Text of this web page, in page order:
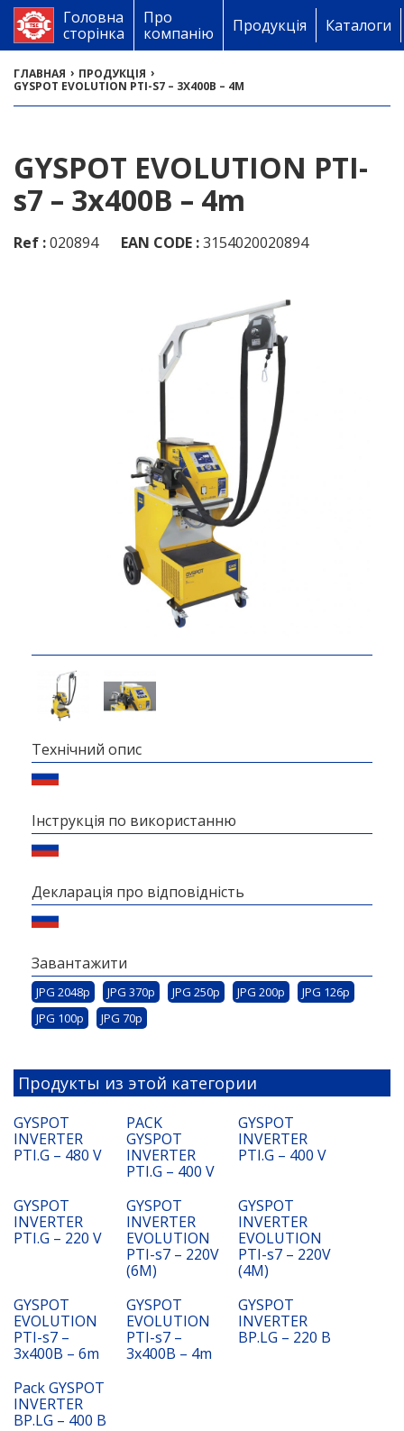
Головна
сторінка
Про
компанію
Продукція Каталоги
ГЛАВНАЯ › ПРОДУКЦІЯ ›
GYSPOT EVOLUTION PTI-S7 – 3X400B – 4M
GYSPOT EVOLUTION PTI-
s7 – 3x400B – 4m
Ref :020894 EAN CODE :3154020020894
Технічний опис
Інструкція по використанню
Декларація про відповідність
Завантажити
JPG 2048p JPG 370p JPG 250p JPG 200p
JPG 126p
JPG 100p
JPG 70p
Продукты из этой категории
GYSPOT
INVERTER
PTI.G – 480 V
PACK
GYSPOT
INVERTER
PTI.G – 400 V
GYSPOT
INVERTER
PTI.G – 400 V
GYSPOT
INVERTER
PTI.G – 220 V
GYSPOT
INVERTER
EVOLUTION
PTI-s7 – 220V
(6M)
GYSPOT
INVERTER
EVOLUTION
PTI-s7 – 220V
(4M)
GYSPOT
EVOLUTION
PTI-s7 –
3x400B – 6m
GYSPOT
EVOLUTION
PTI-s7 –
3x400B – 4m
GYSPOT
INVERTER
BP.LG – 220 B
Pack GYSPOT
INVERTER
BP.LG – 400 B